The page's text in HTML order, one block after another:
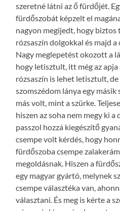
szeretné látni az ő fürdőjét.
fürdőszobát képzelt el
nagyon megijedt, hogy biztos
rózsaszín dolgokkal és majd a
Nagy meglepetést okozott a
hogy letisztult, itt még az
rózsaszín is lehet letisztult, de
szomszédom lánya egy
más volt, mint a szürke.
hiszen az soha nem megy ki
passzol hozzá kiegészítő
csempe volt kérdés, hogy
fürdőszoba csempe
megoldásnak. Hiszen a
egy magyar gyártó, melynek
csempe választéka van,
választani. És meg is kérte a